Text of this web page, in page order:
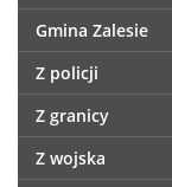
Gmina Zalesie
Z policji
Z granicy
Z wojska